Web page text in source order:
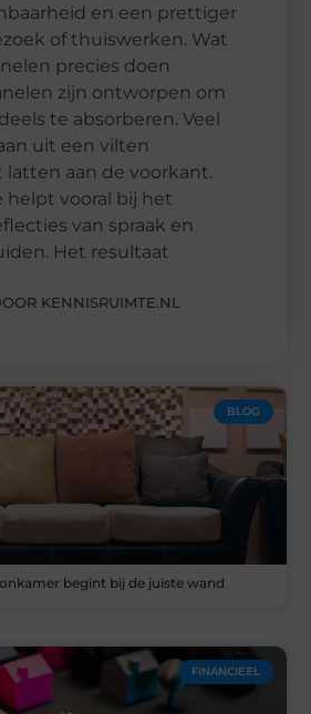
en een prettiger
of thuiswerken. Wat
precies doen
zijn ontworpen om
te absorberen. Veel
uit een vilten
latten aan de voorkant.
helpt vooral bij het
van spraak en
Het resultaat
KENNISRUIMTE.NL
BLOG
begint bij de juiste wand
FINANCIEEL